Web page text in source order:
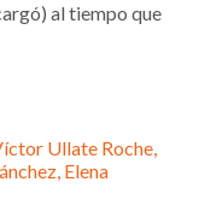
al tiempo que
Ullate Roche,
Elena